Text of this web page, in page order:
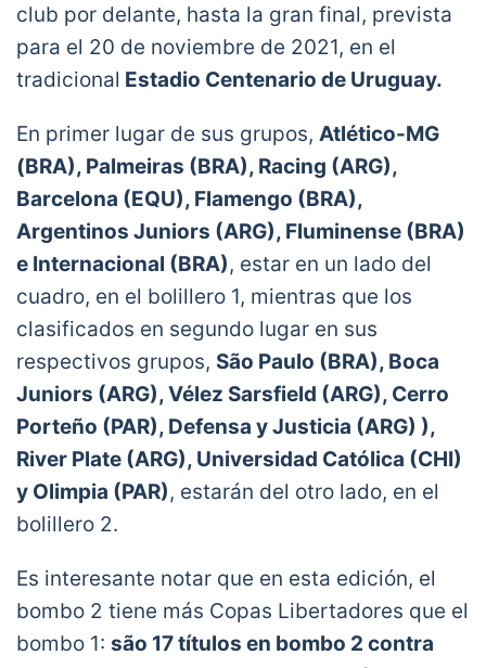
club por delante, hasta la gran final, prevista
para el 20 de noviembre de 2021, en el
tradicional Estadio Centenario de Uruguay.
En primer lugar de sus grupos, Atlético-MG
(BRA), Palmeiras (BRA), Racing (ARG),
Barcelona (EQU), Flamengo (BRA),
Argentinos Juniors (ARG), Fluminense (BRA)
e Internacional (BRA), estar en un lado del
cuadro, en el bolillero 1, mientras que los
clasificados en segundo lugar en sus
respectivos grupos, São Paulo (BRA), Boca
Juniors (ARG), Vélez Sarsfield (ARG), Cerro
Porteño (PAR), Defensa y Justicia (ARG) ),
River Plate (ARG), Universidad Católica (CHI)
y Olimpia (PAR), estarán del otro lado, en el
bolillero 2.
Es interesante notar que en esta edición, el
bombo 2 tiene más Copas Libertadores que el
bombo 1: são 17 títulos en bombo 2 contra